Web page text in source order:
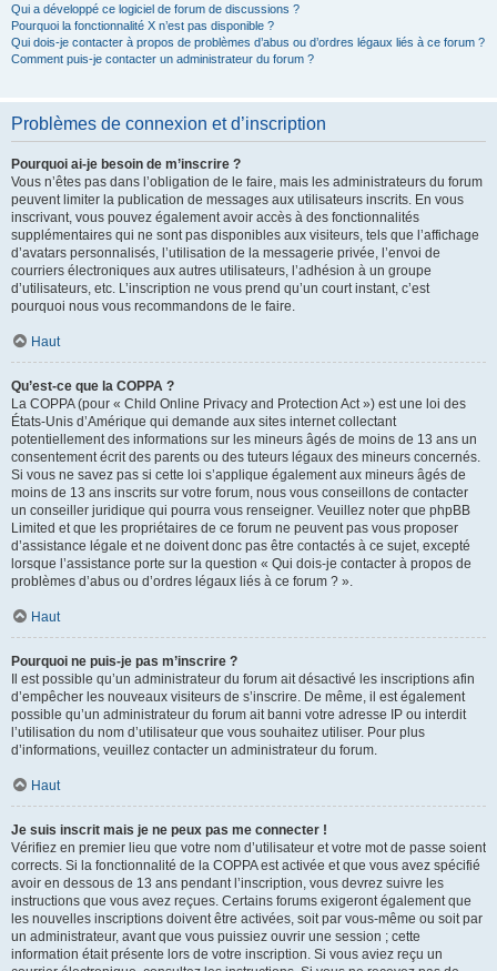
Qui a développé ce logiciel de forum de discussions ?
Pourquoi la fonctionnalité X n’est pas disponible ?
Qui dois-je contacter à propos de problèmes d’abus ou d’ordres légaux liés à ce forum ?
Comment puis-je contacter un administrateur du forum ?
Problèmes de connexion et d’inscription
Pourquoi ai-je besoin de m’inscrire ?
Vous n’êtes pas dans l’obligation de le faire, mais les administrateurs du forum
peuvent limiter la publication de messages aux utilisateurs inscrits. En vous
inscrivant, vous pouvez également avoir accès à des fonctionnalités
supplémentaires qui ne sont pas disponibles aux visiteurs, tels que l’affichage
d’avatars personnalisés, l’utilisation de la messagerie privée, l’envoi de
courriers électroniques aux autres utilisateurs, l’adhésion à un groupe
d’utilisateurs, etc. L’inscription ne vous prend qu’un court instant, c’est
pourquoi nous vous recommandons de le faire.
Haut
Qu’est-ce que la COPPA ?
La COPPA (pour « Child Online Privacy and Protection Act ») est une loi des
États-Unis d’Amérique qui demande aux sites internet collectant
potentiellement des informations sur les mineurs âgés de moins de 13 ans un
consentement écrit des parents ou des tuteurs légaux des mineurs concernés.
Si vous ne savez pas si cette loi s’applique également aux mineurs âgés de
moins de 13 ans inscrits sur votre forum, nous vous conseillons de contacter
un conseiller juridique qui pourra vous renseigner. Veuillez noter que phpBB
Limited et que les propriétaires de ce forum ne peuvent pas vous proposer
d’assistance légale et ne doivent donc pas être contactés à ce sujet, excepté
lorsque l’assistance porte sur la question « Qui dois-je contacter à propos de
problèmes d’abus ou d’ordres légaux liés à ce forum ? ».
Haut
Pourquoi ne puis-je pas m’inscrire ?
Il est possible qu’un administrateur du forum ait désactivé les inscriptions afin
d’empêcher les nouveaux visiteurs de s’inscrire. De même, il est également
possible qu’un administrateur du forum ait banni votre adresse IP ou interdit
l’utilisation du nom d’utilisateur que vous souhaitez utiliser. Pour plus
d’informations, veuillez contacter un administrateur du forum.
Haut
Je suis inscrit mais je ne peux pas me connecter !
Vérifiez en premier lieu que votre nom d’utilisateur et votre mot de passe soient
corrects. Si la fonctionnalité de la COPPA est activée et que vous avez spécifié
avoir en dessous de 13 ans pendant l’inscription, vous devrez suivre les
instructions que vous avez reçues. Certains forums exigeront également que
les nouvelles inscriptions doivent être activées, soit par vous-même ou soit par
un administrateur, avant que vous puissiez ouvrir une session ; cette
information était présente lors de votre inscription. Si vous aviez reçu un